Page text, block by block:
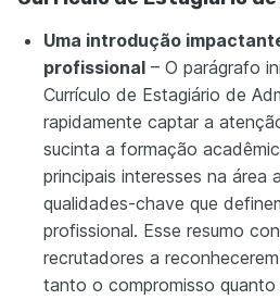
Uma introdução
profissional – O parágrafo
Currículo de Estagiário de
rapidamente captar a
sucinta a formação
principais interesses na área
qualidades-chave que
profissional. Esse resumo
recrutadores a
tanto o compromisso